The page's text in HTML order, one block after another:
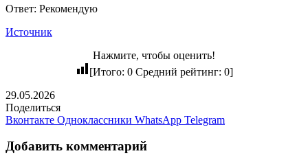
Ответ: Рекомендую
Источник
Нажмите, чтобы оценить!
[Итого: 0Средний рейтинг: 0]
29.05.2026
Поделиться
Вконтакте Одноклассники WhatsApp Telegram
Добавить комментарий